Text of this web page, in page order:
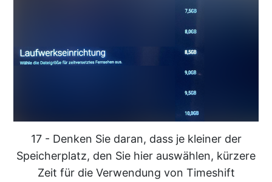
17 - Denken Sie daran, dass je kleiner der
Speicherplatz, den Sie hier auswählen, kürzere
Zeit für die Verwendung von Timeshift